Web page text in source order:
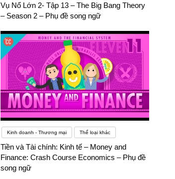
Vụ Nổ Lớn 2- Tập 13 – The Big Bang Theory
– Season 2 – Phụ đề song ngữ
Kinh doanh - Thương mại Thể loại khác
Tiền và Tài chính: Kinh tế – Money and
Finance: Crash Course Economics – Phụ đề
song ngữ